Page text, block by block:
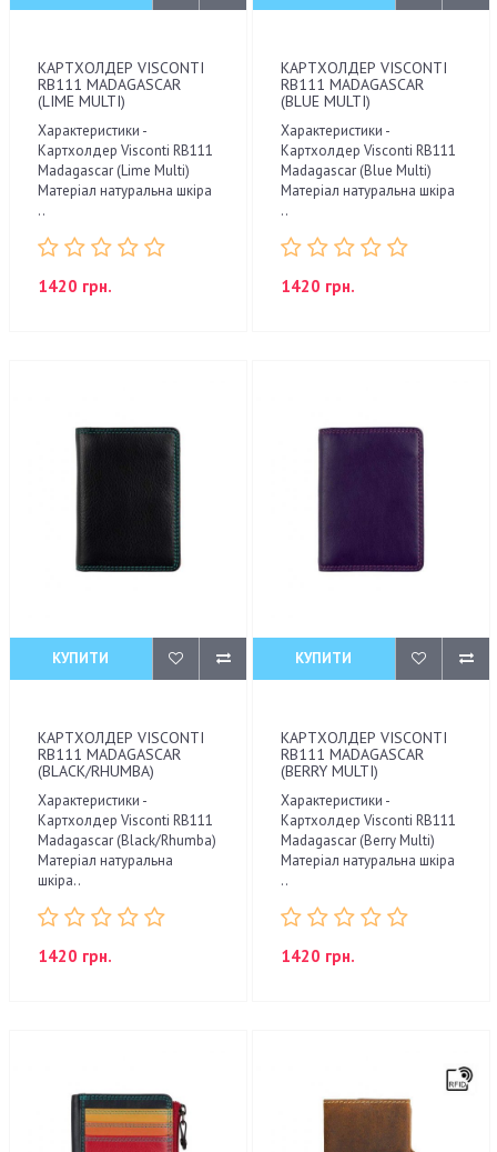
КАРТХОЛДЕР VISCONTI
RB111 MADAGASCAR
(LIME MULTI)
Характеристики -
Картхолдер Visconti RB111
Madagascar (Lime Multi)
Матеріал натуральна шкіра
..
1420 грн.
КАРТХОЛДЕР VISCONTI
RB111 MADAGASCAR
(BLUE MULTI)
Характеристики -
Картхолдер Visconti RB111
Madagascar (Blue Multi)
Матеріал натуральна шкіра
..
1420 грн.
КУПИТИ
КАРТХОЛДЕР VISCONTI
RB111 MADAGASCAR
(BLACK/RHUMBA)
Характеристики -
Картхолдер Visconti RB111
Madagascar (Black/Rhumba)
Матеріал натуральна
шкіра..
1420 грн.
КУПИТИ
КАРТХОЛДЕР VISCONTI
RB111 MADAGASCAR
(BERRY MULTI)
Характеристики -
Картхолдер Visconti RB111
Madagascar (Berry Multi)
Матеріал натуральна шкіра
..
1420 грн.